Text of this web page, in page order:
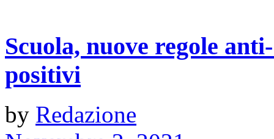
Scuola, nuove regole
positivi
by Redazione